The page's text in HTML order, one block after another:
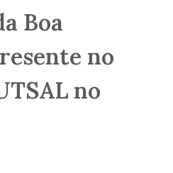
Boa
no
no